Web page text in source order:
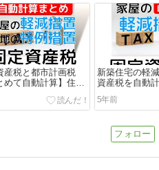
産税と都市計画税
めて自動計算】住宅
を同時にチェック
新築住宅の軽
資産税を自動
簡単チェック
5年前